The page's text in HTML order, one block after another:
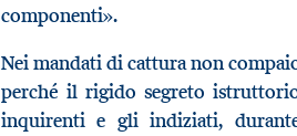
componenti».
Nei mandati di cattura non
perché il rigido segreto
inquirenti e gli indiziati,